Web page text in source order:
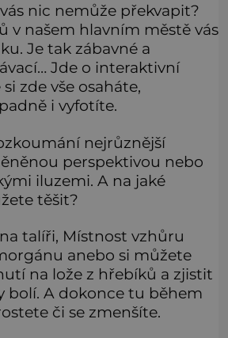
nic nemůže překvapit?
v našem hlavním městě vás
Je tak zábavné a
Jde o interaktivní
zde vše osaháte,
i vyfotíte.
nejrůznější
perspektivou nebo
iluzemi. A na jaké
těšit?
talíři, Místnost vzhůru
anebo si můžete
na lože z hřebíků a zjistit
bolí. A dokonce tu během
či se zmenšíte.